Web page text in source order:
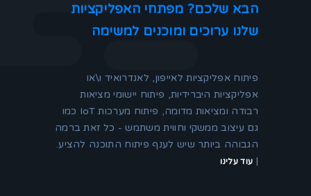
הבא שלכם? מפתחי האפליקציות
שלנו ערוכים ומוכנים למשימה
פיתוח אפליקציות לאייפון, לאנדרואיד ו\או
אפליקציות היברידיות, פיתוח יישומי מציאות
רבודה ומציאות מדומה, פיתוח מערכות IoT כמו
גם עיצוב ממשקי וחווית משתמש - כל זאת ברמה
הגבוהה ביותר שיש לענף פיתוח התוכנה להציע.
| עוד עלינו